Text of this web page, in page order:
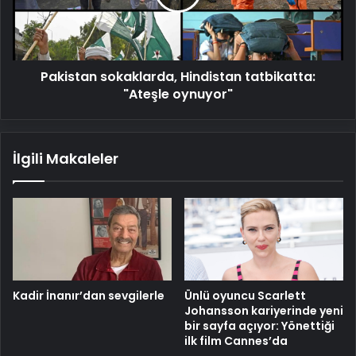
oynuyor"
Pakistan sokaklarda, Hindistan tatbikatta:
"Ateşle oynuyor"
İlgili Makaleler
Kadir İnanır’dan sevgilerle
Ünlü oyuncu Scarlett
Johansson kariyerinde yeni
bir sayfa açıyor: Yönettiği
ilk film Cannes’da